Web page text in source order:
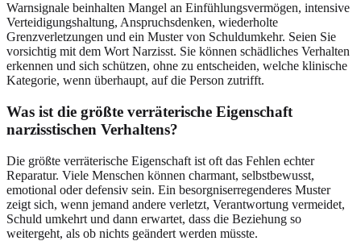
Warnsignale beinhalten Mangel an Einfühlungsvermögen, intensive
Verteidigungshaltung, Anspruchsdenken, wiederholte
Grenzverletzungen und ein Muster von Schuldumkehr. Seien Sie
vorsichtig mit dem Wort Narzisst. Sie können schädliches Verhalten
erkennen und sich schützen, ohne zu entscheiden, welche klinische
Kategorie, wenn überhaupt, auf die Person zutrifft.
Was ist die größte verräterische Eigenschaft
narzisstischen Verhaltens?
Die größte verräterische Eigenschaft ist oft das Fehlen echter
Reparatur. Viele Menschen können charmant, selbstbewusst,
emotional oder defensiv sein. Ein besorgniserregenderes Muster
zeigt sich, wenn jemand andere verletzt, Verantwortung vermeidet,
Schuld umkehrt und dann erwartet, dass die Beziehung so
weitergeht, als ob nichts geändert werden müsste.